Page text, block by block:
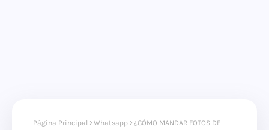
Página Principal Whatsapp
¿CÓMO MANDAR FOTOS DE